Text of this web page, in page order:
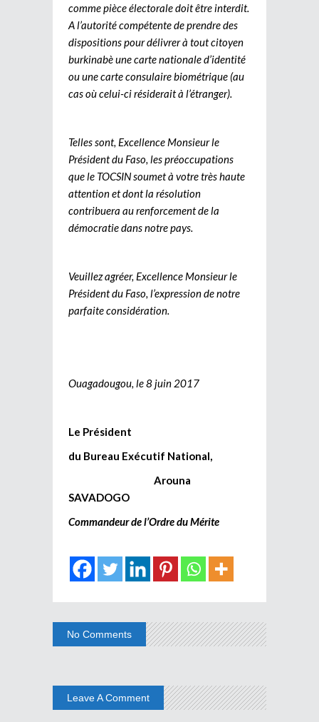
comme pièce électorale doit être interdit.
A l’autorité compétente de prendre des
dispositions pour délivrer à tout citoyen
burkinabè une carte nationale d’identité
ou une carte consulaire biométrique (au
cas où celui-ci résiderait à l’étranger).
Telles sont, Excellence Monsieur le
Président du Faso, les préoccupations
que le TOCSIN soumet à votre très haute
attention et dont la résolution
contribuera au renforcement de la
démocratie dans notre pays.
Veuillez agréer, Excellence Monsieur le
Président du Faso, l’expression de notre
parfaite considération.
Ouagadougou, le 8 juin 2017
Le Président
du Bureau Exécutif National,
Arouna
SAVADOGO
Commandeur de l’Ordre du Mérite
No Comments
Leave A Comment